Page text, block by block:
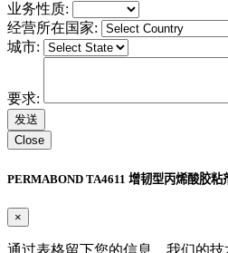
业务性质:
经营所在国家:
城市:
要求:
Close
PERMABOND TA4611 增韧型丙烯酸胶粘
×
通过表格留下您的信息，我们的